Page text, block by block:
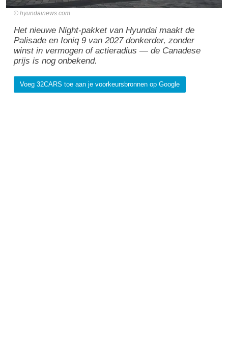
hyundainews.com
Het nieuwe Night-pakket van Hyundai maakt de
Palisade en Ioniq 9 van 2027 donkerder, zonder
winst in vermogen of actieradius — de Canadese
prijs is nog onbekend.
Voeg 32CARS toe aan je voorkeursbronnen op Google